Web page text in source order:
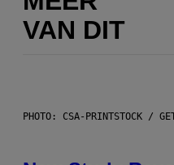
VAN DIT
PHOTO: CSA-PRINTSTOCK /